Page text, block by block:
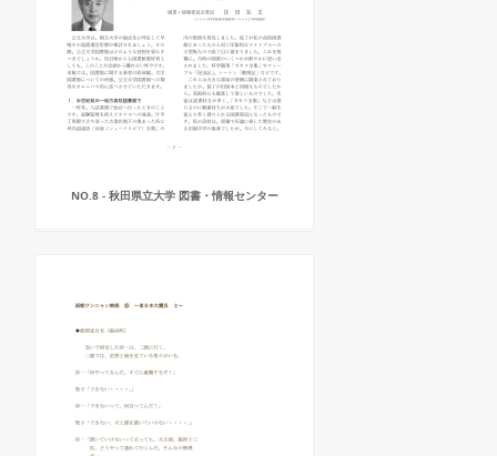
NO.8 - 秋田県立大学 図書・情報センター